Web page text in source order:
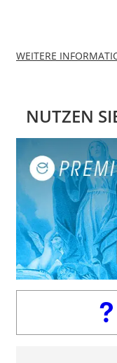
WEITERE
NUTZEN